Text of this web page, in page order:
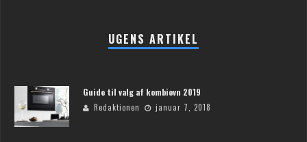
UGENS ARTIKEL
Guide til valg af kombiovn 2019
Redaktionen januar 7, 2018